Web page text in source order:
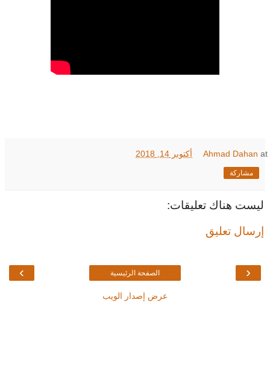
Ahmad Dahan at أكتوبر 14, 2018
مشاركة
ليست هناك تعليقات:
إرسال تعليق
‹
› الصفحة الرئيسية
عرض إصدار الويب